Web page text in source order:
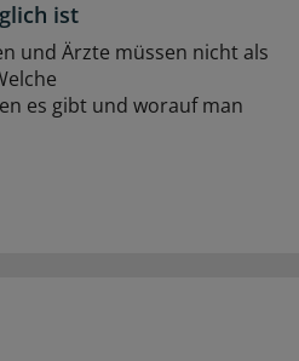
ist
und Ärzte müssen nicht als
es gibt und worauf man